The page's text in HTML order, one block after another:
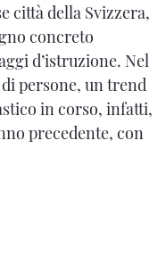
città della Svizzera,
concreto
d’istruzione. Nel
persone, un trend
in corso, infatti,
precedente, con